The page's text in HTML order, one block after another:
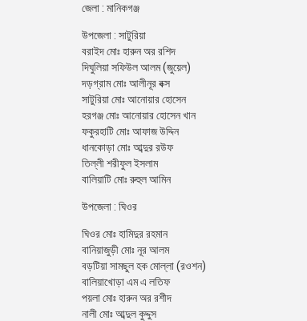
জেলা : মানিকগঞ্জ
উপজেলা : সাটুরিয়া
বরাইদ মোঃ হারুন অর রশিদ
দিঘুলিয়া সফিউল আলম (জুয়েল)
দড়গ্রাম মোঃ আলীনূর বক্স
সাটুরিয়া মোঃ আনোয়ার হোসেন
হরগঞ্জ মোঃ আনোয়ার হোসেন খান
ফকুরহাটি মোঃ আফাজ উদ্দিন
ধানকোড়া মোঃ আব্দুর রউফ
তিল্লী শরীফুল ইসলাম
বালিয়াটি মোঃ রুহুল আমিন
উপজেলা : ঘিওর
ঘিওর মোঃ হামিদুর রহমান
বানিয়াজুড়ী মোঃ নূর আলম
বড়টিয়া সামছুল হক মোল্লা (রওশন)
বালিয়াখোড়া এম এ লতিফ
পয়লা মোঃ হারুন অর রশীদ
নালী মোঃ আব্দুল কুদ্দুস